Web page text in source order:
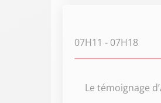
07H11 - 07H18
Le témoignage